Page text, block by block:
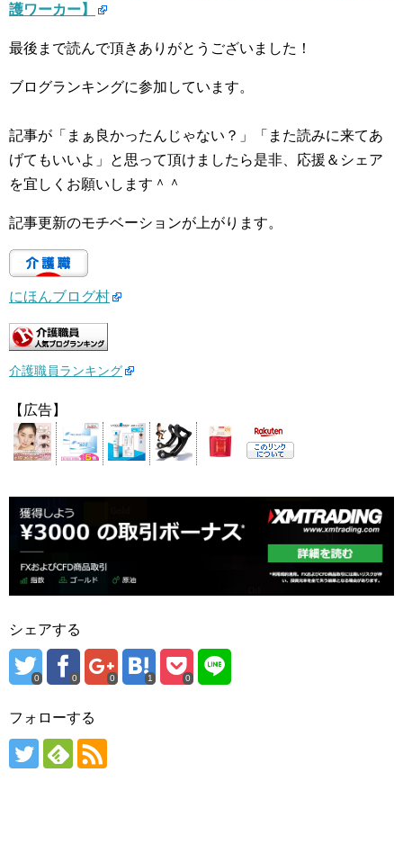
護ワーカー】
最後まで読んで頂きありがとうございました！
ブログランキングに参加しています。
記事が「まぁ良かったんじゃない？」「また読みに来てあ
げてもいいよ」と思って頂けましたら是非、応援＆シェア
を宜しくお願いします＾＾
記事更新のモチベーションが上がります。
にほんブログ村
介護職員ランキング
【広告】
シェアする
0 0 0 1 0
フォローする